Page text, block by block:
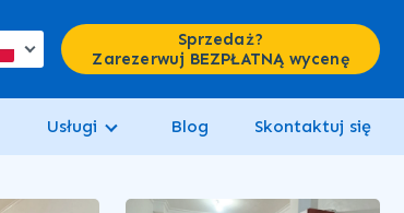
Sprzedaż?
Zarezerwuj BEZPŁATNĄ wycenę
Usługi Blog Skontaktuj się